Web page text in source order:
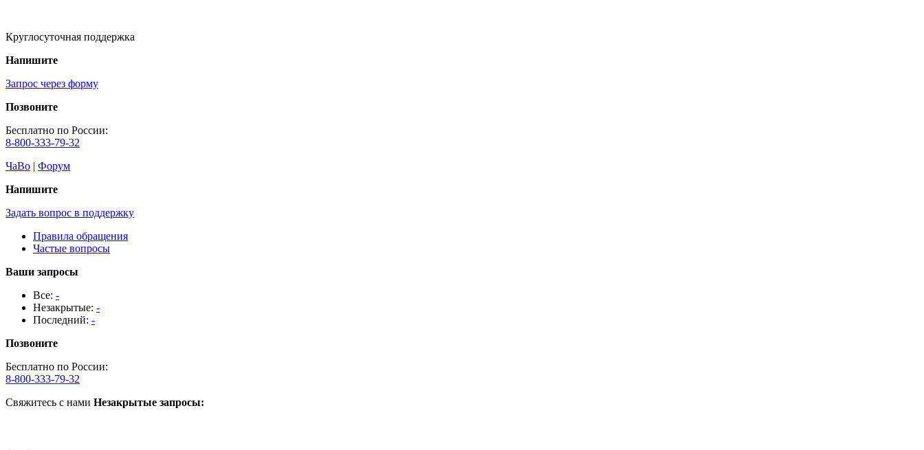
Круглосуточная поддержка
Напишите
Запрос через форму
Позвоните
Бесплатно по России:
8-800-333-79-32
ЧаВо | Форум
Напишите
Задать вопрос в поддержку
Правила обращения
Частые вопросы
Ваши запросы
Все: -
Незакрытые: -
Последний: -
Позвоните
Бесплатно по России:
8-800-333-79-32
Свяжитесь с нами Незакрытые запросы: